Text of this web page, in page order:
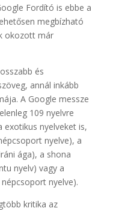
Fordító is ebbe a
megbízható
okozott már
és
annál inkább
A Google messze
109 nyelvre
nyelveket is,
nyelve), a
ága), a shona
nyelv) vagy a
nyelve).
kritika az